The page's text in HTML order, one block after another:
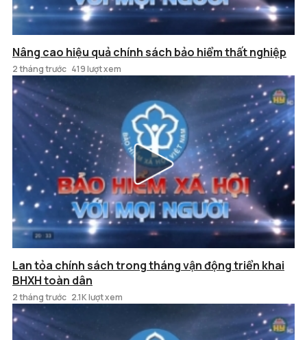
Nâng cao hiệu quả chính sách bảo hiểm thất nghiệp
2 tháng trước 419 lượt xem
Lan tỏa chính sách trong tháng vận động triển khai
BHXH toàn dân
2 tháng trước 2.1K lượt xem